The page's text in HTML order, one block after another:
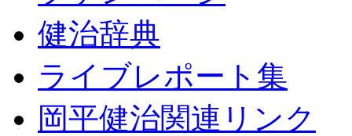
健治辞典
ライブレポート集
岡平健治関連リンク